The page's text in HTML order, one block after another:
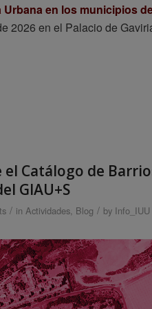
en los municipios
2026 en el Palacio de
Catálogo de
GIAU+S
/ in Actividades, Blog / by Info_IUU